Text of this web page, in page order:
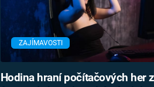
ZAJÍMAVOSTI
Hodina hraní počítačových her